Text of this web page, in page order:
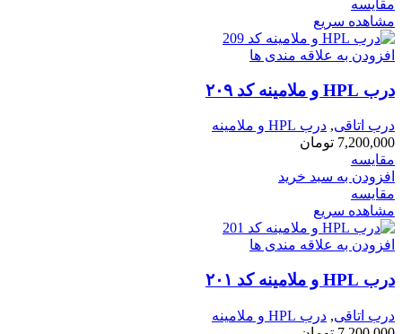
مقایسه
مشاهده سریع
افزودن به علاقه مندی ها
درب HPL و ملامینه کد ۲۰۹
درب اتاقی, درب HPL و ملامینه
7,200,000 تومان
مقایسه
افزودن به سبد خرید
مقایسه
مشاهده سریع
افزودن به علاقه مندی ها
درب HPL و ملامینه کد ۲۰۱
درب اتاقی, درب HPL و ملامینه